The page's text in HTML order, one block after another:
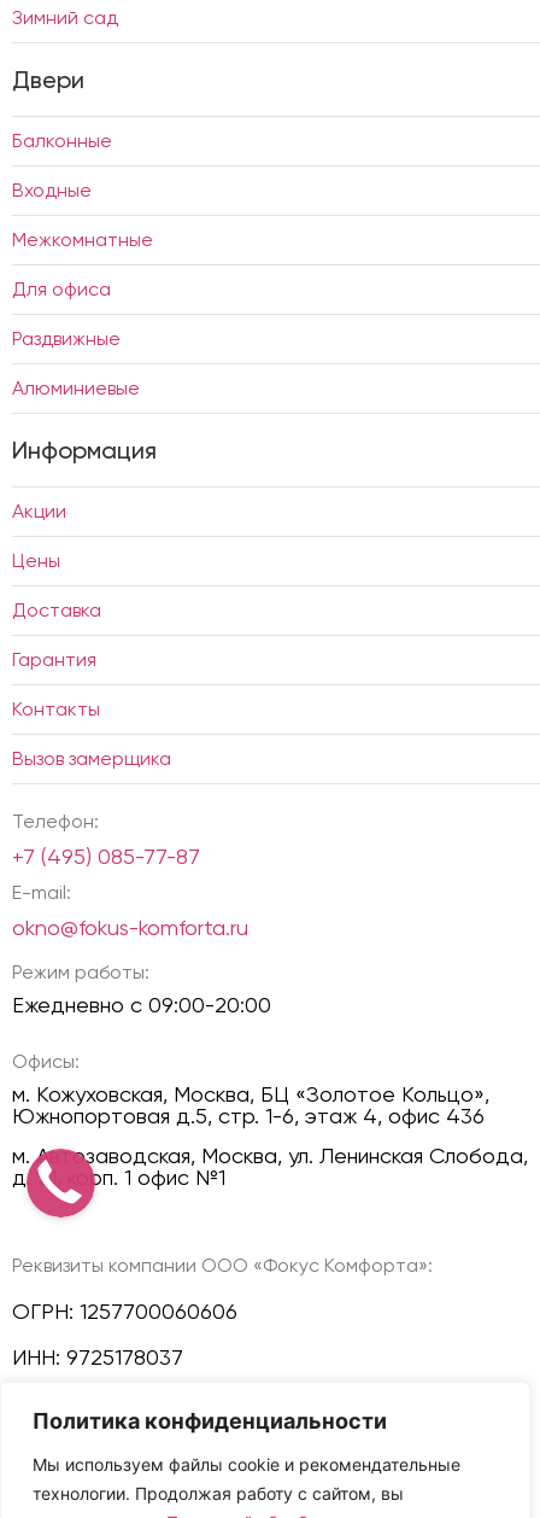
Политика конфиденциальности
Мы используем файлы cookie и рекомендательные
технологии. Продолжая работу с сайтом, вы
Зимний сад
Двери
Балконные
Входные
Межкомнатные
Для офиса
Раздвижные
Алюминиевые
Информация
Акции
Цены
Доставка
Гарантия
Контакты
Вызов замерщика
Телефон:
+7 (495) 085-77-87
E-mail:
okno@fokus-komforta.ru
Режим работы:
Ежедневно с 09:00-20:00
Офисы:
м. Кожуховская, Москва, БЦ «Золотое Кольцо»,
Южнопортовая д.5, стр. 1-6, этаж 4, офис 436
м. Автозаводская, Москва, ул. Ленинская Слобода,
д. 21, корп. 1 офис №1
Реквизиты компании ООО «Фокус Комфорта»:
ОГРН: 1257700060606
ИНН: 9725178037
КПП: 772501001
Политика конфиденциальности
Мы в соц сетях: